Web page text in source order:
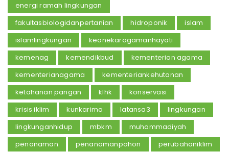
energi ramah lingkungan
fakultasbiologidanpertanian
hidroponik
islam
islamlingkungan
keanekaragamanhayati
kemenag
kemendikbud
kementerian agama
kementerianagama
kementeriankehutanan
ketahanan pangan
klhk
konservasi
krisis iklim
kunkarima latansa3
lingkungan
lingkunganhidup
mbkm
muhammadiyah
penanaman
penanamanpohon
perubahaniklim